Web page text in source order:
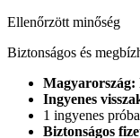
Ellenőrzött minőség
Biztonságos és
Magyarország:
Ingyenes
1 ingyenes
Biztonságos